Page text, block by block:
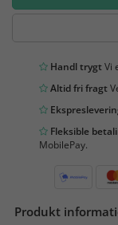
Handl trygtVi
Altid fri fragt
Fleksible
MobilePay.
Produkt